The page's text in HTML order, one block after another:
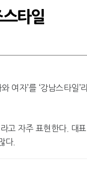
타일
여자’를 ‘강남스타일
고 자주 표현한다. 대
다.